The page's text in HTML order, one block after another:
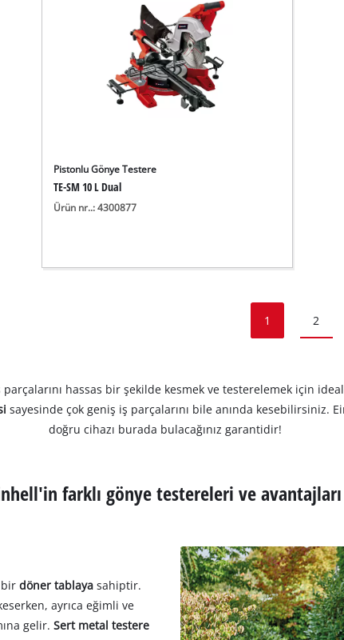
Pistonlu Gönye Testere
TE-SM 10 L Dual
Ürün nr..: 4300877
1 2
hassas bir şekilde kesmek ve testerelemek için
sayesinde çok geniş iş parçalarını bile anında
doğru cihazı burada bulacağınız garantidir!
farklı gönye testereleri ve avantajları
birdöner tablayasahiptir.
ayrıca eğimli ve
gelir.Sert metal testere